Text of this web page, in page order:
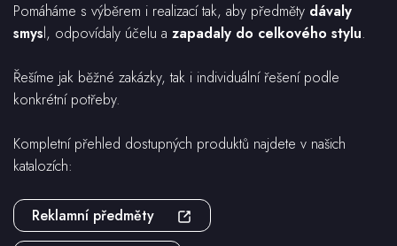
Pomáháme s výběrem i realizací tak, aby předměty dávaly
smysl, odpovídaly účelu a zapadaly do celkového stylu.
Řešíme jak běžné zakázky, tak i individuální řešení podle
konkrétní potřeby.
Kompletní přehled dostupných produktů najdete v našich
katalozích:
Reklamní předměty